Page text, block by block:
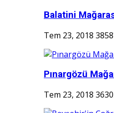
Balatini
Tem 23, 2018
Pınargözü
Tem 23, 2018